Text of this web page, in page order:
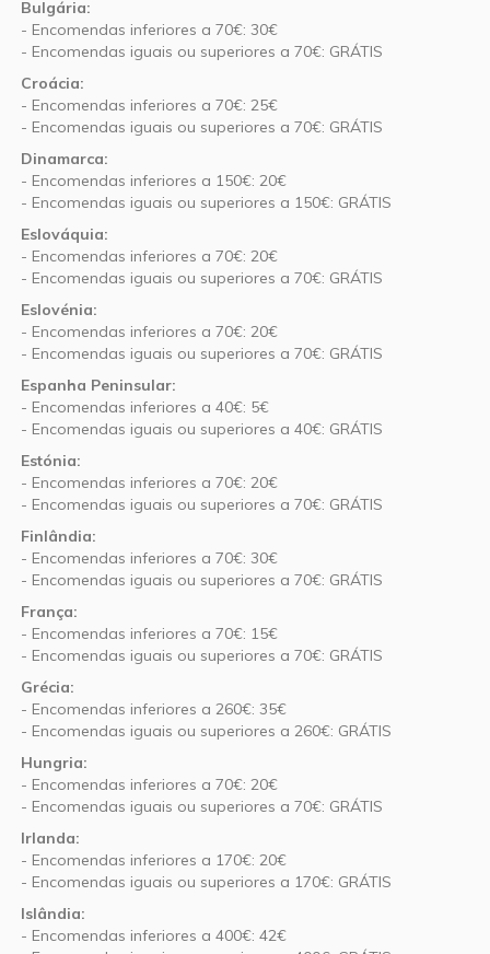
Bulgária:
- Encomendas inferiores a 70€: 30€
- Encomendas iguais ou superiores a 70€: GRÁTIS
Croácia:
- Encomendas inferiores a 70€: 25€
- Encomendas iguais ou superiores a 70€: GRÁTIS
Dinamarca:
- Encomendas inferiores a 150€: 20€
- Encomendas iguais ou superiores a 150€: GRÁTIS
Eslováquia:
- Encomendas inferiores a 70€: 20€
- Encomendas iguais ou superiores a 70€: GRÁTIS
Eslovénia:
- Encomendas inferiores a 70€: 20€
- Encomendas iguais ou superiores a 70€: GRÁTIS
Espanha Peninsular:
- Encomendas inferiores a 40€: 5€
- Encomendas iguais ou superiores a 40€: GRÁTIS
Estónia:
- Encomendas inferiores a 70€: 20€
- Encomendas iguais ou superiores a 70€: GRÁTIS
Finlândia:
- Encomendas inferiores a 70€: 30€
- Encomendas iguais ou superiores a 70€: GRÁTIS
França:
- Encomendas inferiores a 70€: 15€
- Encomendas iguais ou superiores a 70€: GRÁTIS
Grécia:
- Encomendas inferiores a 260€: 35€
- Encomendas iguais ou superiores a 260€: GRÁTIS
Hungria:
- Encomendas inferiores a 70€: 20€
- Encomendas iguais ou superiores a 70€: GRÁTIS
Irlanda:
- Encomendas inferiores a 170€: 20€
- Encomendas iguais ou superiores a 170€: GRÁTIS
Islândia:
- Encomendas inferiores a 400€: 42€